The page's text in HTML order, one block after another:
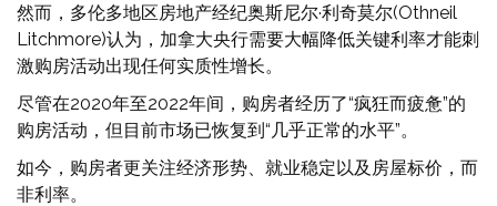
然而，多伦多地区房地产经纪奥斯尼尔·利奇莫尔(Othneil
Litchmore)认为，加拿大央行需要大幅降低关键利率才能刺
激购房活动出现任何实质性增长。
尽管在2020年至2022年间，购房者经历了“疯狂而疲惫”的
购房活动，但目前市场已恢复到“几乎正常的水平”。
如今，购房者更关注经济形势、就业稳定以及房屋标价，而
非利率。